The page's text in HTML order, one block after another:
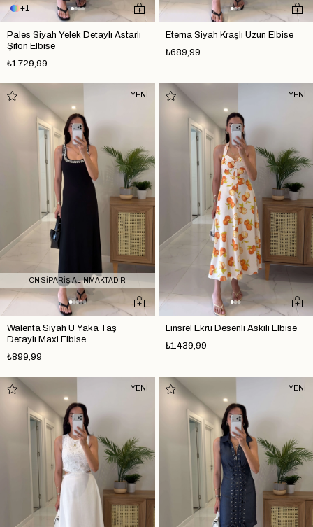
1
Pales Siyah Yelek Detaylı Astarlı
Şifon Elbise
₺1.729,99
Eterna Siyah Kraşlı Uzun Elbise
₺689,99
Walenta Siyah U Yaka Taş
Detaylı Maxi Elbise
₺899,99
ÖN SİPARİŞ ALINMAKTADIR
YENİ
Linsrel Ekru Desenli Askılı Elbise
₺1.439,99
YENİ
YENİ YENİ